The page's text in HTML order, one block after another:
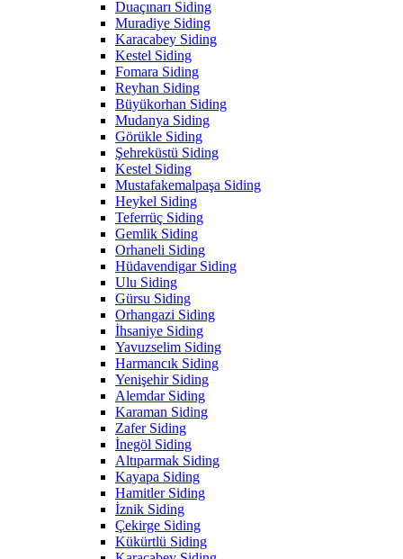
Duaçınarı Siding
Muradiye Siding
Karacabey Siding
Kestel Siding
Fomara Siding
Reyhan Siding
Büyükorhan Siding
Mudanya Siding
Görükle Siding
Şehreküstü Siding
Kestel Siding
Mustafakemalpaşa Siding
Heykel Siding
Teferrüç Siding
Gemlik Siding
Orhaneli Siding
Hüdavendigar Siding
Ulu Siding
Gürsu Siding
Orhangazi Siding
İhsaniye Siding
Yavuzselim Siding
Harmancık Siding
Yenişehir Siding
Alemdar Siding
Karaman Siding
Zafer Siding
İnegöl Siding
Altıparmak Siding
Kayapa Siding
Hamitler Siding
İznik Siding
Çekirge Siding
Kükürtlü Siding